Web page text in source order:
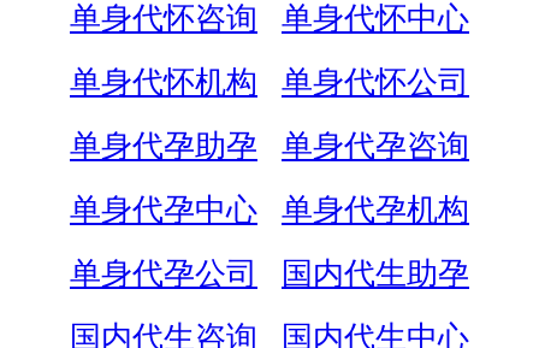
单身代怀咨询
单身代怀中心
单身代怀机构
单身代怀公司
单身代孕助孕
单身代孕咨询
单身代孕中心
单身代孕机构
单身代孕公司
国内代生助孕
国内代生咨询
国内代生中心